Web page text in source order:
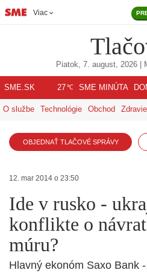
Viac
Piatok, 7. august, 2026 |
SME.SK 27℃ SME MINÚTA
O službe Technológie Obchod Zdravie
OBJEDNAŤ TLAČOVÉ SPRÁVY
12. mar 2014 o 23:50
Ide v rusko -
konflikte o
múru?
Hlavný ekonóm Saxo Bank